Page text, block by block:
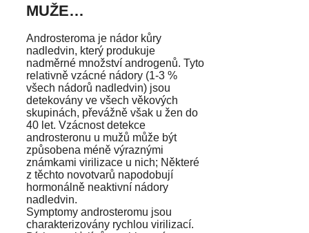
MUŽE…
Androsteroma je nádor kůry
nadledvin, který produkuje
nadměrné množství androgenů. Tyto
relativně vzácné nádory (1-3 %
všech nádorů nadledvin) jsou
detekovány ve všech věkových
skupinách, převážně však u žen do
40 let. Vzácnost detekce
androsteronu u mužů může být
způsobena méně výraznými
známkami virilizace u nich; Některé
z těchto novotvarů napodobují
hormonálně neaktivní nádory
nadledvin.
Symptomy androsteromu jsou
charakterizovány rychlou virilizací.